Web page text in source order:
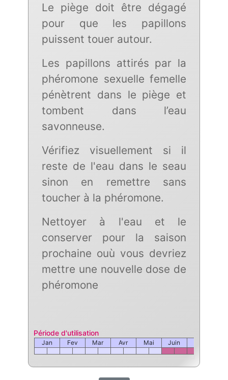
Le piège doit être dégagé
pour que les papillons
puissent touer autour.
Les papillons attirés par la
phéromone sexuelle femelle
pénètrent dans le piège et
tombent dans l’eau
savonneuse.
Vérifiez visuellement si il
reste de l'eau dans le seau
sinon en remettre sans
toucher à la phéromone.
Nettoyer à l'eau et le
conserver pour la saison
prochaine ouù vous devriez
mettre une nouvelle dose de
phéromone
Période d'utilisation
Jan Fev Mar Avr Mai Juin